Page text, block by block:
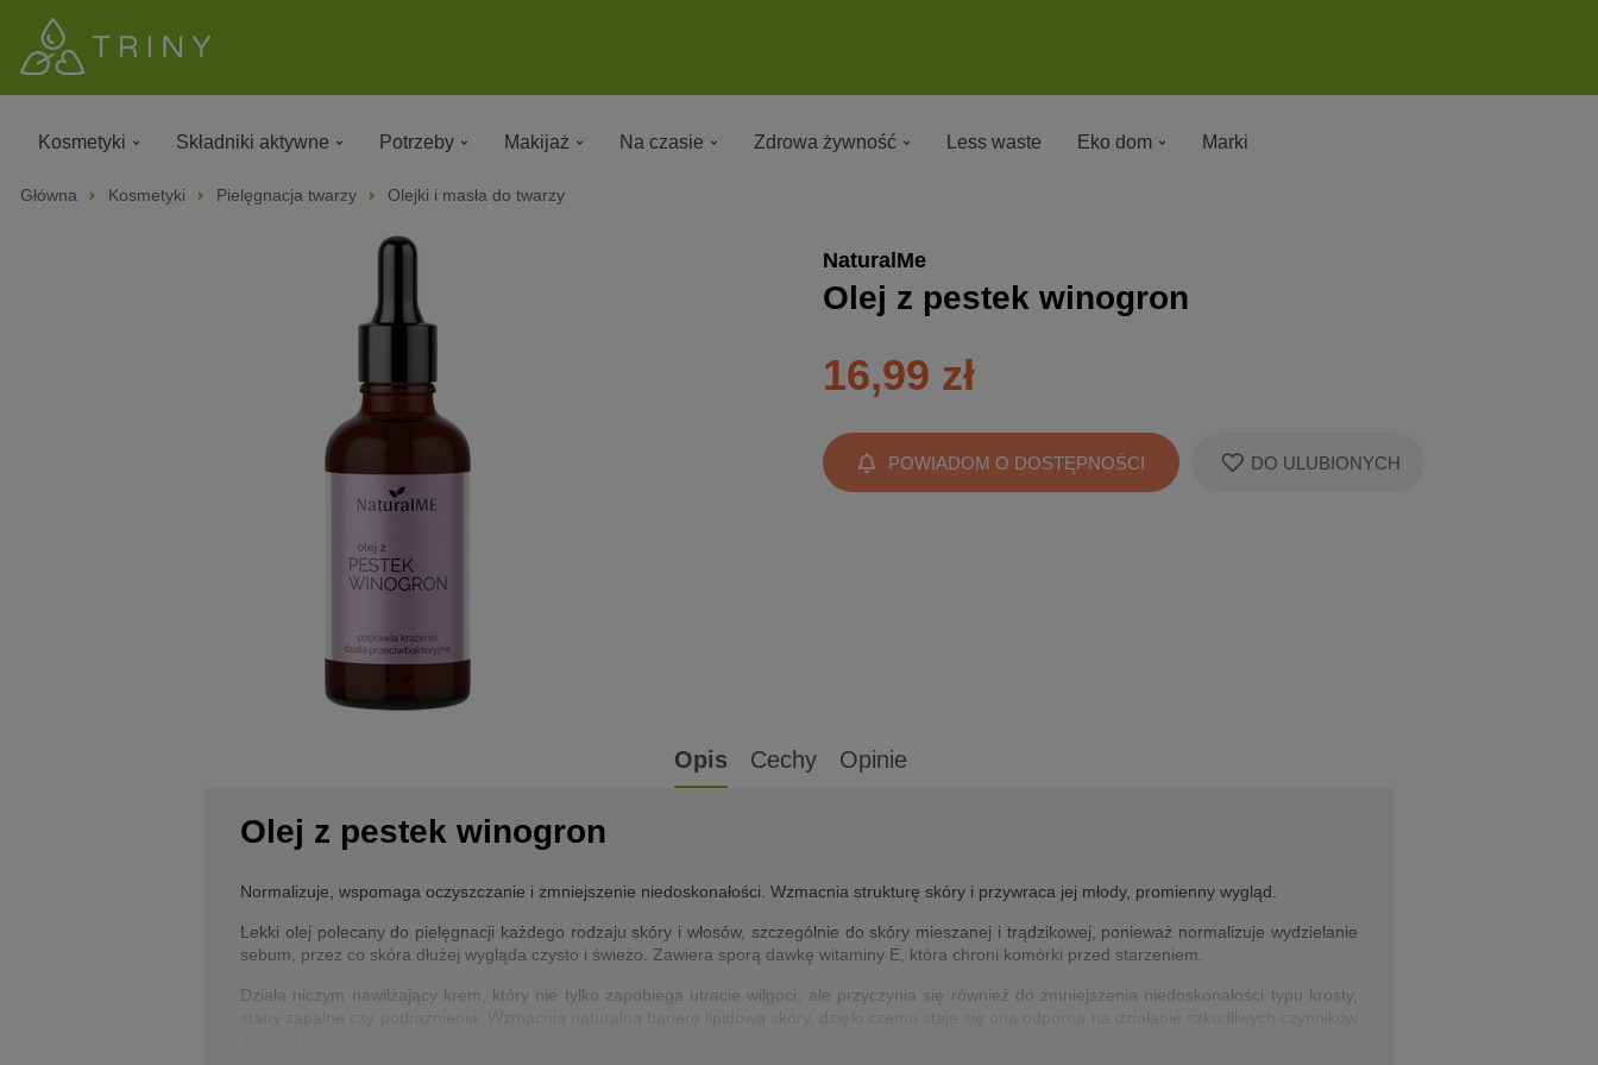
Kosmetyki Składniki aktywne Potrzeby Makijaż Na czasie Zdrowa żywność Less waste Eko dom Marki
Główna Kosmetyki Pielęgnacja twarzy Olejki i masła do twarzy
NaturalMe
Olej z pestek winogron
16,99 zł
POWIADOM O DOSTĘPNOŚCI DO ULUBIONYCH
Opis Cechy Opinie
Olej z pestek winogron
Normalizuje, wspomaga oczyszczanie i zmniejszenie niedoskonałości. Wzmacnia strukturę skóry i przywraca jej młody, promienny wygląd.
Lekki olej polecany do pielęgnacji każdego rodzaju skóry i włosów, szczególnie do skóry mieszanej i trądzikowej, ponieważ normalizuje wydzielanie
sebum, przez co skóra dłużej wygląda czysto i świeżo. Zawiera sporą dawkę witaminy E, która chroni komórki przed starzeniem.
Działa niczym nawilżający krem, który nie tylko zapobiega utracie wilgoci, ale przyczynia się również do zmniejszenia niedoskonałości typu krosty,